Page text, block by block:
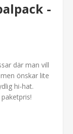
-
där man vill
önskar lite
hi-hat.